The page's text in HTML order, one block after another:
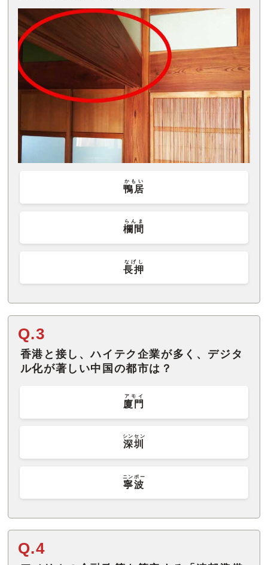
鴨居
かもい
欄間
らんま
長押
なげし
Q.3
香港と接し、ハイテク企業が多く、デジタ
ル化が著しい中国の都市は？
廈門
アモイ
深圳
シンセン
寧波
ニンポー
Q.4